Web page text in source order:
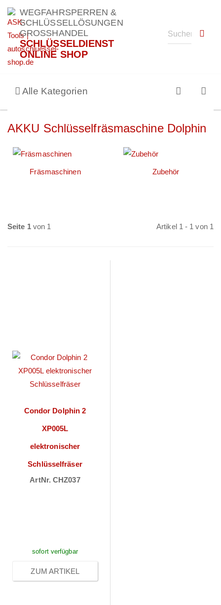
WEGFAHRSPERREN &
SCHLÜSSELLÖSUNGEN
GROSSHANDEL
SCHLÜSSELDIENST
ONLINE SHOP
Alle Kategorien
AKKU Schlüsselfräsmaschine Dolphin
Fräsmaschinen Zubehör
Seite 1von 1 Artikel 1 - 1 von 1
Condor Dolphin 2
XP005L
elektronischer
Schlüsselfräser
ArtNr. CHZ037
sofort verfügbar
ZUM ARTIKEL